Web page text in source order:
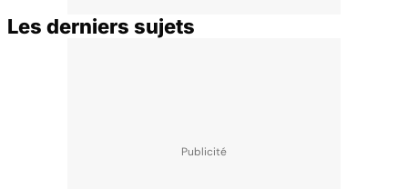
Les derniers sujets